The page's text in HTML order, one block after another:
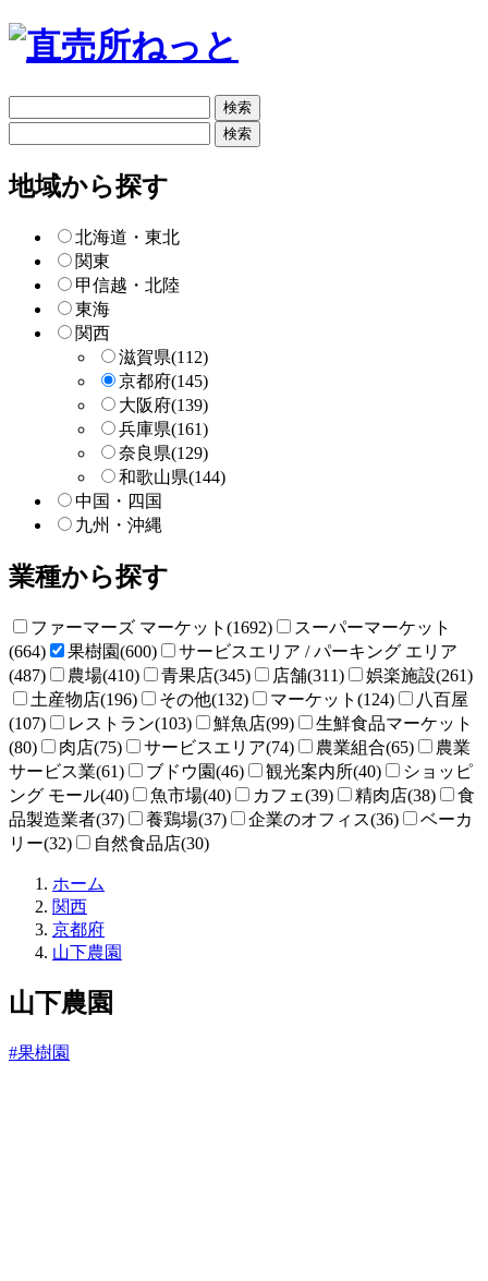
リ
ー
検
索
ー
検
地域から探す
北海道・東北
関東
甲信越・北陸
東海
関西
滋賀県(112)
京都府(145)
大阪府(139)
兵庫県(161)
奈良県(129)
和歌山県(144)
中国・四国
九州・沖縄
業種から探す
ファーマーズ マーケット(1692)
スーパーマーケット
(664)
果樹園(600)
サービスエリア / パーキング エリア
(487)
農場(410) 青果店(345) 店舗(311)
娯楽施設(261)
土産物店(196)
その他(132) マーケット(124)
八百屋
(107)
レストラン(103) 鮮魚店(99)
生鮮食品マーケット
(80)
肉店(75) サービスエリア(74) 農業組合(65)
農業
サービス業(61)
ブドウ園(46) 観光案内所(40)
ショッピ
ング モール(40)
魚市場(40) カフェ(39) 精肉店(38)
食
品製造業者(37)
養鶏場(37) 企業のオフィス(36)
ベーカ
リー(32)
自然食品店(30)
ホーム
所
ね
と
関西
京都府
山下農園
山下農園
#果樹園